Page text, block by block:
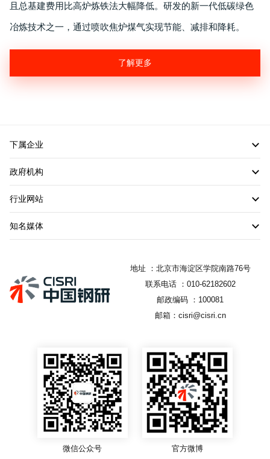
且总基建费用比高炉炼铁法大幅降低。研发的新一代低碳绿色
冶炼技术之一，通过喷吹焦炉煤气实现节能、减排和降耗。
了解更多
下属企业
政府机构
行业网站
知名媒体
地址 ：北京市海淀区学院南路76号
联系电话 ：010-62182602
邮政编码 ：100081
邮箱：cisri@cisri.cn
微信公众号 官方微博